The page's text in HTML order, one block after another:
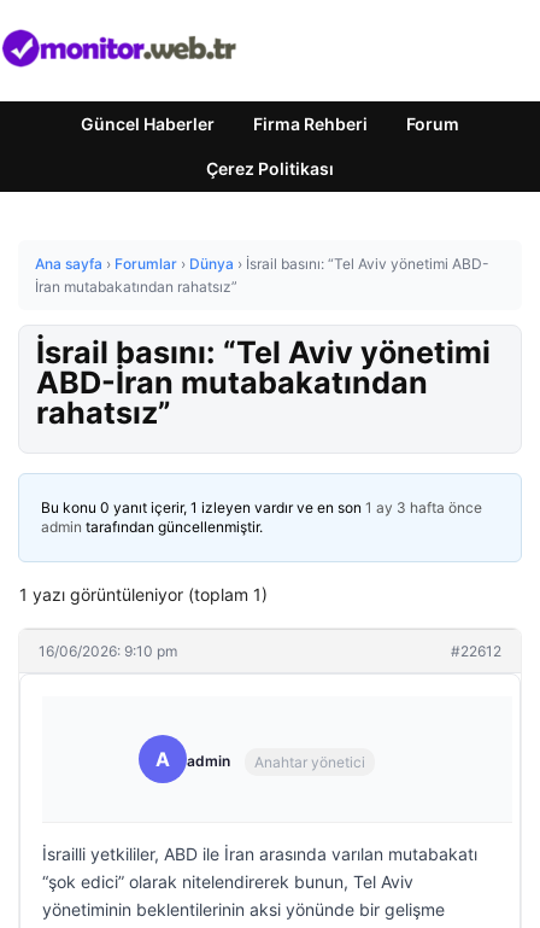
Güncel Haberler Firma Rehberi Forum
Çerez Politikası
Ana sayfa › Forumlar › Dünya › İsrail basını: “Tel Aviv yönetimi ABD-
İran mutabakatından rahatsız”
İsrail basını: “Tel Aviv yönetimi
ABD-İran mutabakatından
rahatsız”
Bu konu 0 yanıt içerir, 1 izleyen vardır ve en son 1 ay 3 hafta önce
admin tarafından güncellenmiştir.
1 yazı görüntüleniyor (toplam 1)
16/06/2026: 9:10 pm #22612
A admin Anahtar yönetici
İsrailli yetkililer, ABD ile İran arasında varılan mutabakatı
“şok edici” olarak nitelendirerek bunun, Tel Aviv
yönetiminin beklentilerinin aksi yönünde bir gelişme